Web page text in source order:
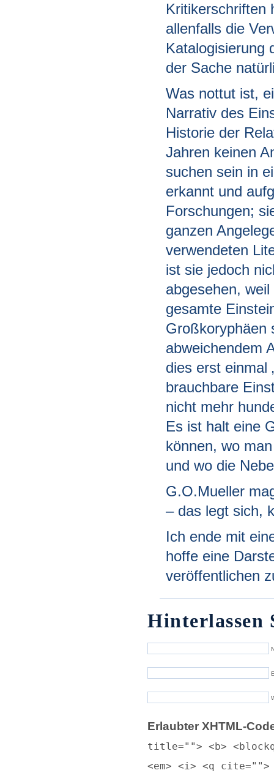
Kritikerschriften
allenfalls die
Katalogisierung
der Sache
Was nottut ist,
Narrativ des
Historie der
Jahren keinen
suchen sein in
erkannt und
Forschungen;
ganzen
verwendeten
ist sie jedoch
abgesehen,
gesamte
Großkoryphäen
abweichendem
dies erst einmal
brauchbare
nicht mehr
Es ist halt eine
können, wo
und wo die
G.O.Mueller
– das legt sich,
Ich ende mit
hoffe eine
veröffentlichen
Hinterlassen
Erlaubter XHTML-
title=""> <b>
<em> <i> <q